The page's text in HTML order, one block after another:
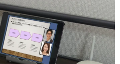
例一覧
るご質問
ち記事へ